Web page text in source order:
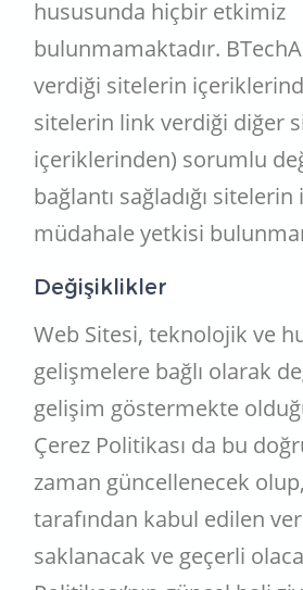
hususunda hiçbir etkimiz
bulunmamaktadır.
verdiği sitelerin
sitelerin link verdiği diğer
içeriklerinden) sorumlu
bağlantı sağladığı
müdahale yetkisi
Değişiklikler
Web Sitesi, teknolojik ve
gelişmelere bağlı olarak
gelişim göstermekte
Çerez Politikası da bu
zaman güncellenecek olup,
tarafından kabul edilen
saklanacak ve geçerli